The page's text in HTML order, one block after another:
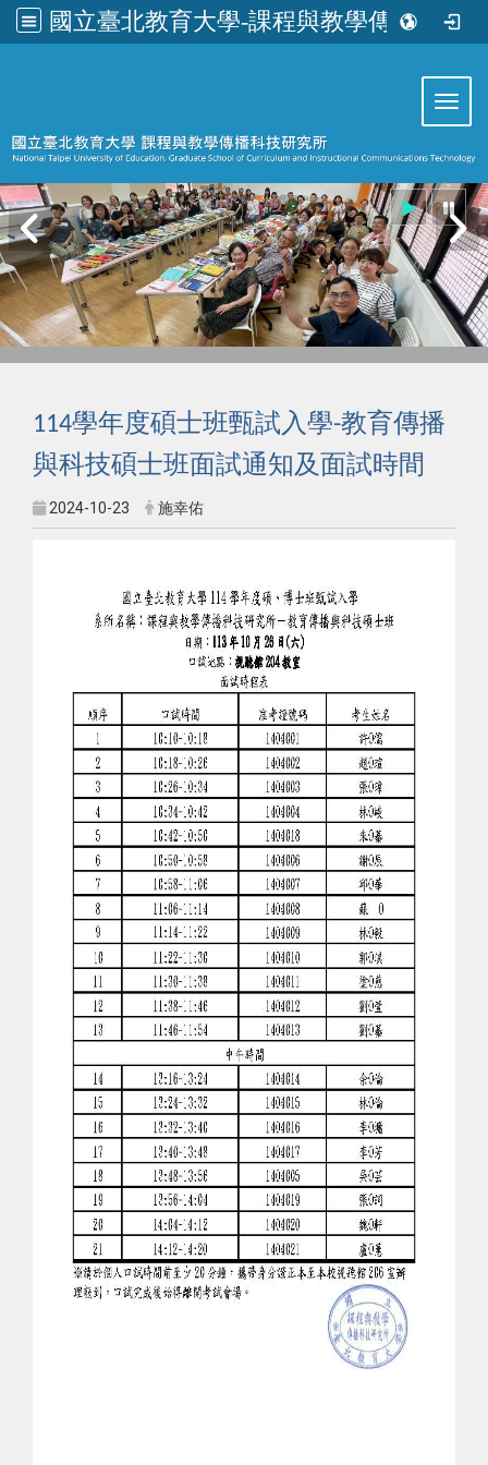
國立臺北教育大學-課程與教學傳播科技研究所
114學年度碩士班甄試入學-教育傳播
與科技碩士班面試通知及面試時間
2024-10-23 施幸佑